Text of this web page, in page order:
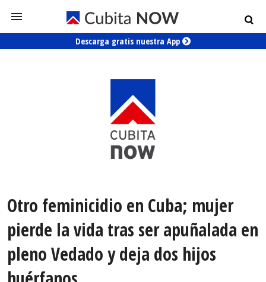
Descarga gratis nuestra App
Otro feminicidio en Cuba; mujer
pierde la vida tras ser apuñalada en
pleno Vedado y deja dos hijos